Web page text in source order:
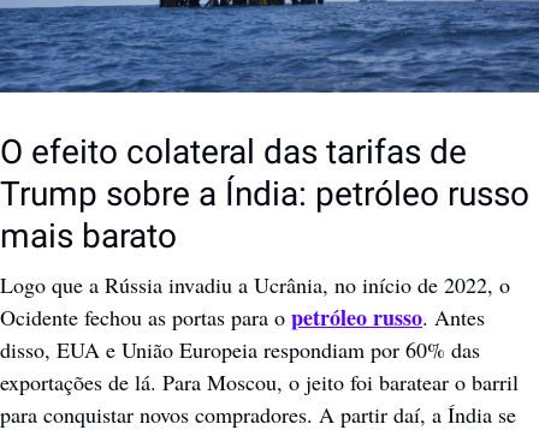
O efeito colateral das tarifas de
Trump sobre a Índia: petróleo russo
mais barato
Logo que a Rússia invadiu a Ucrânia, no início de 2022, o
Ocidente fechou as portas para o petróleo russo. Antes
disso, EUA e União Europeia respondiam por 60% das
exportações de lá. Para Moscou, o jeito foi baratear o barril
para conquistar novos compradores. A partir daí, a Índia se